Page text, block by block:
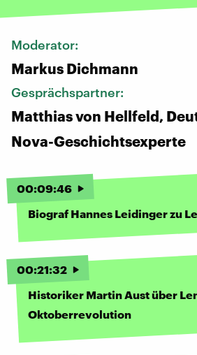
Moderator:
Markus Dichmann
Gesprächspartner:
Matthias von Hellfeld,
Nova-Geschichtsexperte
00:09:46
Biograf Hannes Leidinger zu
00:21:32
Historiker Martin Aust über
Oktoberrevolution